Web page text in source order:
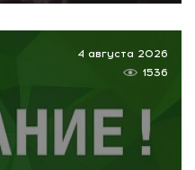
4 августа 2026
1536